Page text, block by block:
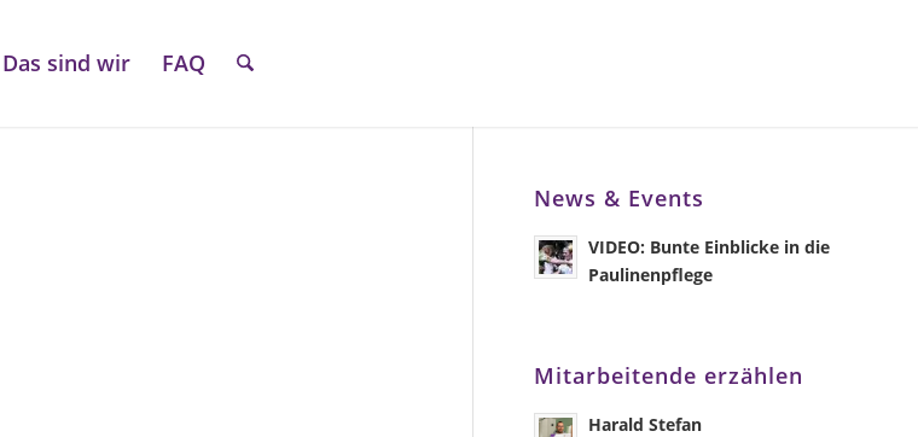
Das sind wir FAQ
News & Events
VIDEO: Bunte Einblicke in die
Paulinenpflege
Mitarbeitende erzählen
Harald Stefan